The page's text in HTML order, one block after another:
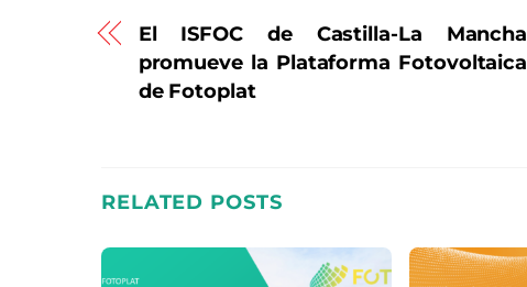
El ISFOC de Castilla-La Mancha
promueve la Plataforma Fotovoltaica
de Fotoplat
RELATED POSTS